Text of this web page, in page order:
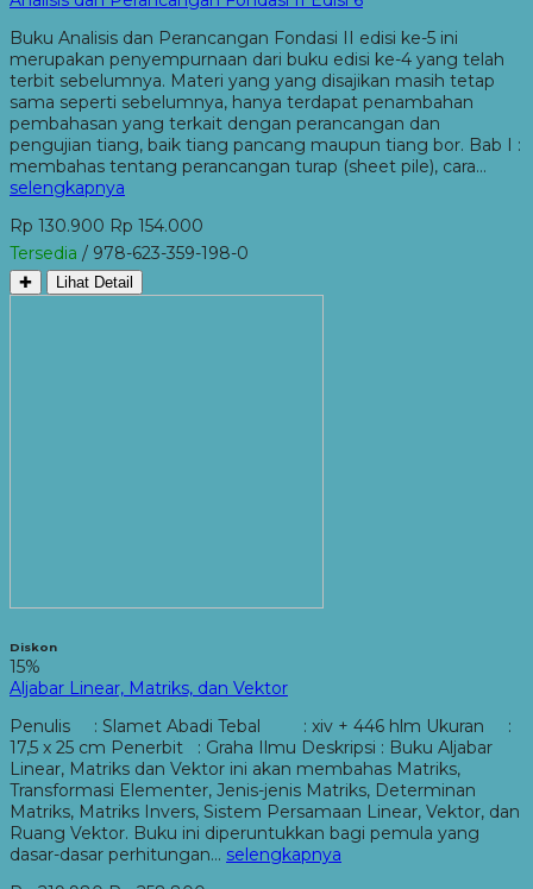
Buku Analisis dan Perancangan Fondasi II edisi ke-5 ini
merupakan penyempurnaan dari buku edisi ke-4 yang telah
terbit sebelumnya. Materi yang yang disajikan masih tetap
sama seperti sebelumnya, hanya terdapat penambahan
pembahasan yang terkait dengan perancangan dan
pengujian tiang, baik tiang pancang maupun tiang bor. Bab I :
membahas tentang perancangan turap (sheet pile), cara…
selengkapnya
Rp 130.900 Rp 154.000
Tersedia / 978-623-359-198-0
✚ Lihat Detail
Diskon
15%
Aljabar Linear, Matriks, dan Vektor
Penulis : Slamet Abadi Tebal : xiv + 446 hlm Ukuran :
17,5 x 25 cm Penerbit : Graha Ilmu Deskripsi : Buku Aljabar
Linear, Matriks dan Vektor ini akan membahas Matriks,
Transformasi Elementer, Jenis-jenis Matriks, Determinan
Matriks, Matriks Invers, Sistem Persamaan Linear, Vektor, dan
Ruang Vektor. Buku ini diperuntukkan bagi pemula yang
dasar-dasar perhitungan… selengkapnya